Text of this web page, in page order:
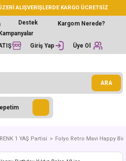
ALIŞVERİŞLERDE KARGO ÜCRETSİZ
Destek
Kargom Nerede?
Kampanyalar
Giriş Yap Üye Ol
ARA
1 YAŞ Partisi Folyo Retro Mavi Happy